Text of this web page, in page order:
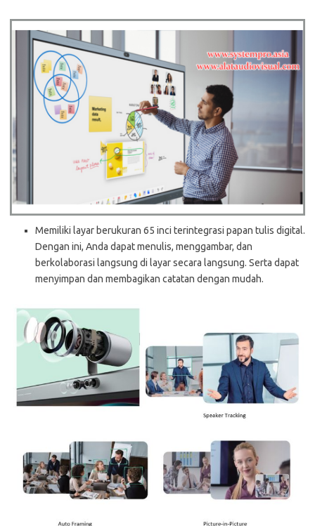
Memiliki layar berukuran 65 inci terintegrasi papan tulis digital.
Dengan ini, Anda dapat menulis, menggambar, dan
berkolaborasi langsung di layar secara langsung. Serta dapat
menyimpan dan membagikan catatan dengan mudah.